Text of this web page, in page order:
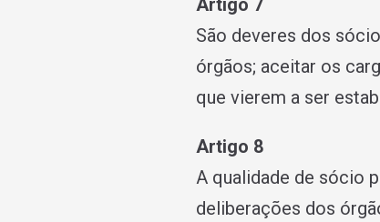
São deveres dos
órgãos; aceitar os
que vierem a ser
Artigo 8
A qualidade de sócio
deliberações dos